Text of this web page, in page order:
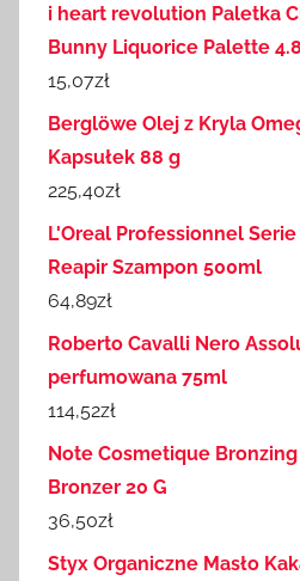
i heart revolution Paletka
Bunny Liquorice Palette
15,07zł
Berglöwe Olej z Kryla
Kapsułek 88 g
225,40zł
L'Oreal Professionnel
Reapir Szampon 500ml
64,89zł
Roberto Cavalli Nero
perfumowana 75ml
114,52zł
Note Cosmetique
Bronzer 20 G
36,50zł
Styx Organiczne Masło